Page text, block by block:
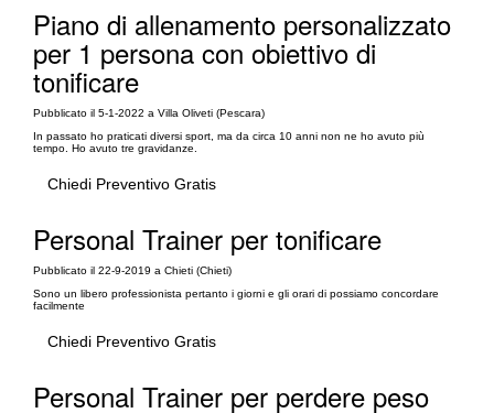
Piano di allenamento personalizzato
per 1 persona con obiettivo di
tonificare
Pubblicato il 5-1-2022 a Villa Oliveti (Pescara)
In passato ho praticati diversi sport, ma da circa 10 anni non ne ho avuto più
tempo. Ho avuto tre gravidanze.
Chiedi Preventivo Gratis
Personal Trainer per tonificare
Pubblicato il 22-9-2019 a Chieti (Chieti)
Sono un libero professionista pertanto i giorni e gli orari di possiamo concordare
facilmente
Chiedi Preventivo Gratis
Personal Trainer per perdere peso